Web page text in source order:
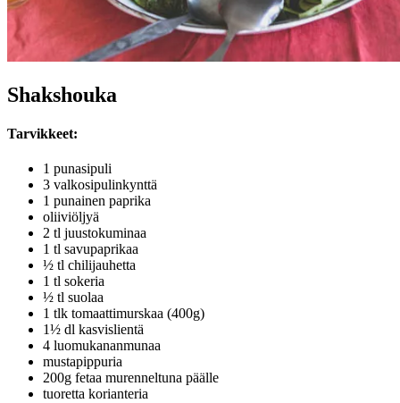
Shakshouka
Tarvikkeet:
1 punasipuli
3 valkosipulinkynttä
1 punainen paprika
oliiviöljyä
2 tl juustokuminaa
1 tl savupaprikaa
½ tl chilijauhetta
1 tl sokeria
½ tl suolaa
1 tlk tomaattimurskaa (400g)
1½ dl kasvislientä
4 luomukananmunaa
mustapippuria
200g fetaa murenneltuna päälle
tuoretta korianteria